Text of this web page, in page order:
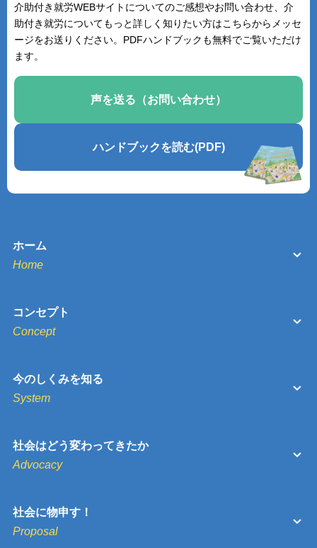
介助付き就労WEBサイトについてのご感想やお問い合わせ、介
助付き就労についてもっと詳しく知りたい方はこちらからメッセ
ージをお送りください。PDFハンドブックも無料でご覧いただけ
ます。
声を送る（お問い合わせ）
ハンドブックを読む(PDF)
ホーム
Home
コンセプト
Concept
今のしくみを知る
System
社会はどう変わってきたか
Advocacy
社会に物申す！
Proposal